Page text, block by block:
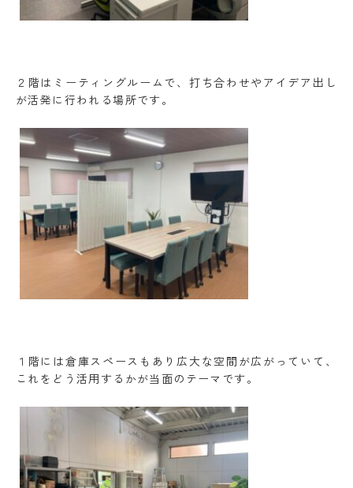
２階はミーティングルームで、打ち合わせやアイデア出し
が活発に行われる場所です。
１階には倉庫スペースもあり広大な空間が広がっていて、
これをどう活用するかが当面のテーマです。